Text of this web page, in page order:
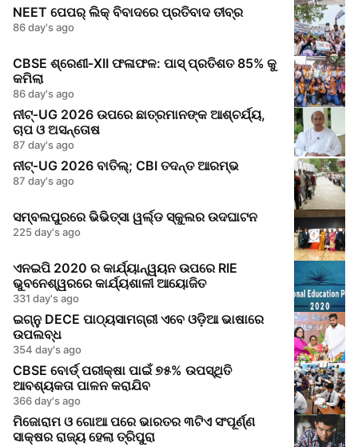
NEET ପେପର୍ ଲିକ୍ ବିବାଦରେ ପ୍ରତିବାଦ ତୀବ୍ର
86 day's ago
CBSE ଶ୍ରେଣୀ‑XII ଫଳାଫଳ: ପାସ୍ ପ୍ରତିଶତ 85% କୁ
କମିଲା
86 day's ago
ନୀଟ୍‑UG 2026 ଉପରେ ଛାତ୍ରମାନଙ୍କ ଆଶ୍ଚର୍ଯ୍ୟ,
ଚାପ ଓ ଅସନ୍ତୋଷ
87 day's ago
ନୀଟ୍‑UG 2026 ବାତିଲ୍; CBI ତଦନ୍ତ ଆରମ୍ଭ
87 day's ago
ସମ୍ବଲପୁରରେ ଭିଭିତ୍ସା ୱର୍ଲ୍ଡ ସ୍କୁଲର ଉଦଘାଟନ
225 day's ago
ଏନଇପି 2020 ର କାର୍ଯ୍ୟାନ୍ୱୟନ ଉପରେ RIE
ଭୁବନେଶ୍ୱରରେ କାର୍ଯ୍ୟଶାଳୀ ଆୟୋଜିତ
331 day's ago
ଇଗ୍ନୁ DECE ପାଠ୍ୟସାମଗ୍ରୀ ଏବେ ଓଡ଼ିଆ ଭାଷାରେ
ଉପଲବ୍ଧ
354 day's ago
CBSE ବୋର୍ଡ୍ ପରୀକ୍ଷା ପାଇଁ ୭୫% ଉପସ୍ଥିତି
ଆବଶ୍ୟକତା ପାଳନ କରାଯିବ
366 day's ago
ମିଜୋରାମ ଓ ଗୋଆ ପରେ ଭାରତର ୩ଟିଏ ସଂପୂର୍ଣ୍ଣ
ସାକ୍ଷର ରାଜ୍ୟ ହେଲା ତ୍ରିପୁରା